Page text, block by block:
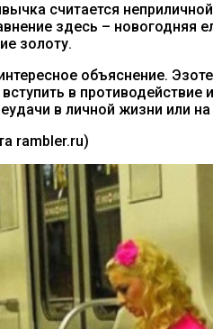
считается
здесь – новогодняя
золоту.
объяснение.
в
в личной жизни или на
rambler.ru)